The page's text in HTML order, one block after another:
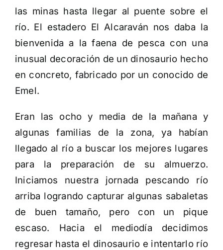
las minas hasta llegar al puente sobre el
río. El estadero El Alcaraván nos daba la
bienvenida a la faena de pesca con una
inusual decoración de un dinosaurio hecho
en concreto, fabricado por un conocido de
Emel.
Eran las ocho y media de la mañana y
algunas familias de la zona, ya habían
llegado al río a buscar los mejores lugares
para la preparación de su almuerzo.
Iniciamos nuestra jornada pescando río
arriba logrando capturar algunas sabaletas
de buen tamaño, pero con un pique
escaso. Hacia el mediodía decidimos
regresar hasta el dinosaurio e intentarlo río